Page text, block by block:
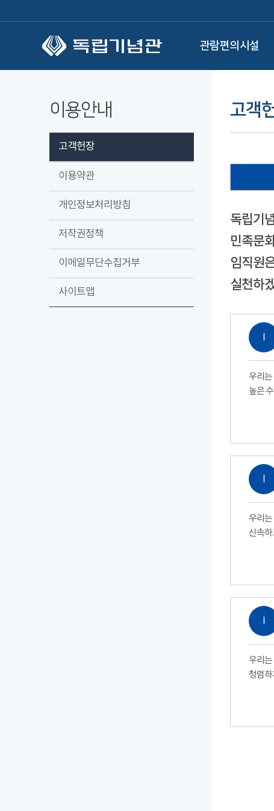
관람편의시설
이용안내
고객헌장
이용약관
개인정보처리방침
저작권정책
이메일무단수집거부
사이트맵
고객
독립기
민족문
임직원
실천하
Ⅰ
우리는
높은
Ⅰ
우리는
신속
Ⅰ
우리는
청렴